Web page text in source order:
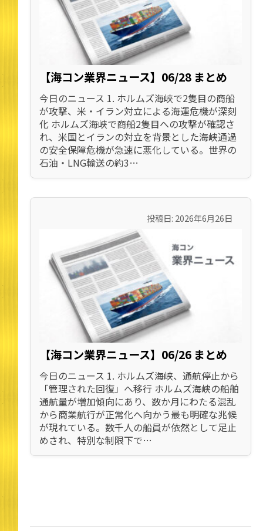
【海コン業界ニュース】06/28 まとめ
今日のニュース 1. ホルムズ海峡で2隻目の商船
が攻撃、米・イラン対立による海運危機が深刻
化 ホルムズ海峡で商船2隻目への攻撃が確認さ
れ、米国とイランの対立を背景とした海峡通過
の安全保障危機が急速に悪化している。世界の
石油・LNG輸送の約3…
投稿日: 2026年6月26日
【海コン業界ニュース】06/26 まとめ
今日のニュース 1. ホルムズ海峡、通航停止から
「管理された回復」へ移行 ホルムズ海峡の船舶
通航量が増加傾向にあり、数か月にわたる混乱
から商業航行が正常化へ向かう最も明確な兆候
が現れている。数千人の船員が依然として足止
めされ、特別な制限下で…